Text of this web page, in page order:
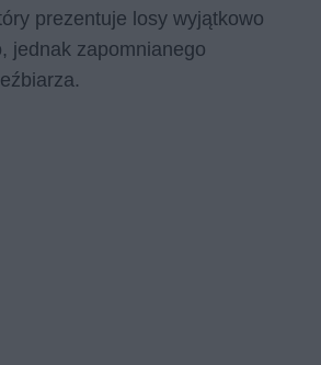
prezentuje losy wyjątkowo
jednak zapomnianego